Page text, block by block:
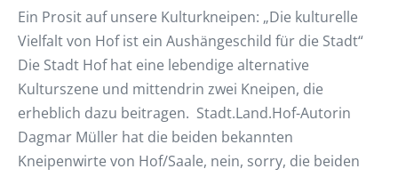
Ein Prosit auf unsere Kulturkneipen: „Die kulturelle
Vielfalt von Hof ist ein Aushängeschild für die Stadt“
Die Stadt Hof hat eine lebendige alternative
Kulturszene und mittendrin zwei Kneipen, die
erheblich dazu beitragen. Stadt.Land.Hof-Autorin
Dagmar Müller hat die beiden bekannten
Kneipenwirte von Hof/Saale, nein, sorry, die beiden